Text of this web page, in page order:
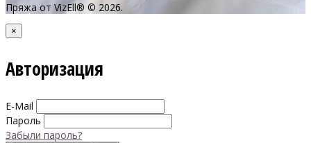
Пряжа от VizEll® © 2026.
×
Авторизация
E-Mail
Пароль
Забыли пароль?